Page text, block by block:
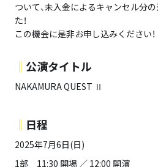
ついて、未入金によるキャンセル分
た！
この機会に是非お申し込みください！
‖ 公演タイトル
NAKAMURA QUEST Ⅱ
‖ 日程
2025年7月6日(日)
1部 11:30 開場 ／ 12:00 開演